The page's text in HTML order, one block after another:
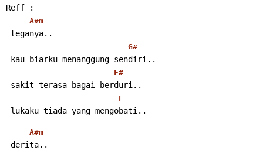
Reff :
A#m
teganya..
G#
kau biarku menanggung sendiri..
F#
sakit terasa bagai berduri..
F
lukaku tiada yang mengobati..
A#m
derita..